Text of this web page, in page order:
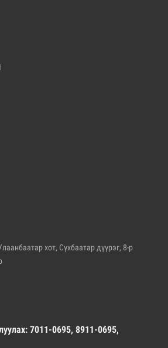
хот, Сүхбаатар дүүрэг, 8-р
7011-0695, 8911-0695,